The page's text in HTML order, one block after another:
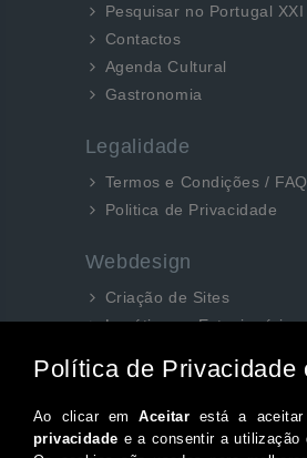
Pesquisar no Portugal XXI
Contactos
Agenda Cultural
Gastronomia
Legalidade
Termos e Condições / FAQ
Politica de Privacidade
Webdesign
Criação de Sites
Logótipos e Estacionários
Siga-nos aqui...
Facebook